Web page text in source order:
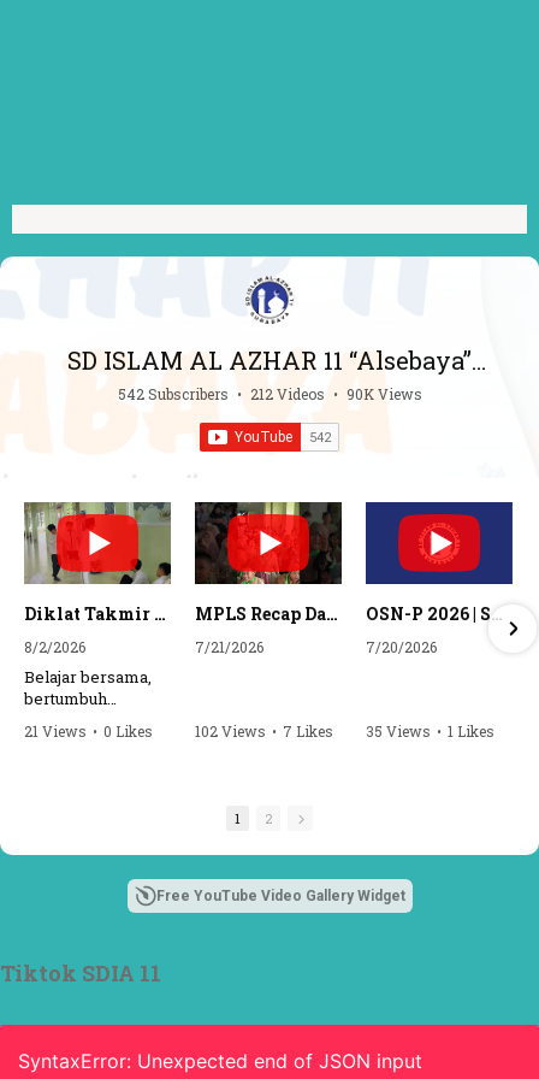
SD ISLAM AL AZHAR 11 “Alsebaya”
Surabaya
542 Subscribers • 212 Videos • 90K Views
Diklat Takmir SDI Al Azhar 11 Surabaya
8/2/2026
Belajar bersama,
bertumbuh
bersama, dan siap
mengemban
Takmir SDI Al
menjadi langkah
awal mencetak
yang berakhlak,
jawab, dan siap
penuh keikhlasan.
21 Views • 0 Likes
MPLS Recap Day 1 - SDI Al Azhar 11 Surabaya
7/21/2026
102 Views • 7 Likes
OSN-P 2026 | SD - 20533043 - SD ISLAM AL AZHAR 11 SURABAYA | IPA
7/20/2026
35 Views • 1 Likes
1 2
Free YouTube Video Gallery Widget
Tiktok SDIA 11
SyntaxError: Unexpected end of JSON input